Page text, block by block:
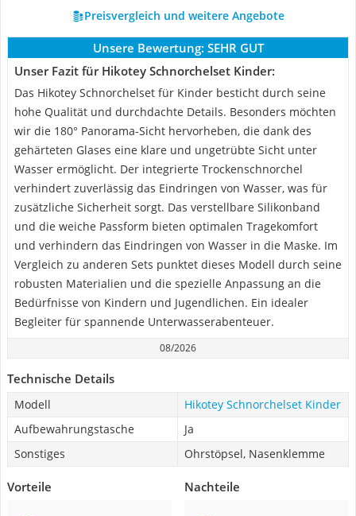
Preisvergleich und weitere Angebote
Unsere Bewertung: SEHR GUT
Unser Fazit für Hikotey Schnorchelset Kinder:
Das Hikotey Schnorchelset für Kinder besticht durch seine
hohe Qualität und durchdachte Details. Besonders möchten
wir die 180° Panorama-Sicht hervorheben, die dank des
gehärteten Glases eine klare und ungetrübte Sicht unter
Wasser ermöglicht. Der integrierte Trockenschnorchel
verhindert zuverlässig das Eindringen von Wasser, was für
zusätzliche Sicherheit sorgt. Das verstellbare Silikonband
und die weiche Passform bieten optimalen Tragekomfort
und verhindern das Eindringen von Wasser in die Maske. Im
Vergleich zu anderen Sets punktet dieses Modell durch seine
robusten Materialien und die spezielle Anpassung an die
Bedürfnisse von Kindern und Jugendlichen. Ein idealer
Begleiter für spannende Unterwasserabenteuer.
08/2026
Technische Details
Modell
Hikotey Schnorchelset Kinder
Aufbewahrungstasche
Ja
Sonstiges
Ohrstöpsel, Nasenklemme
Vorteile Nachteile